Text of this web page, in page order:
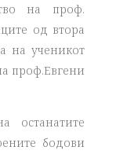
на проф.
од втора
на ученикот
проф.Евгени
останатите
бодови